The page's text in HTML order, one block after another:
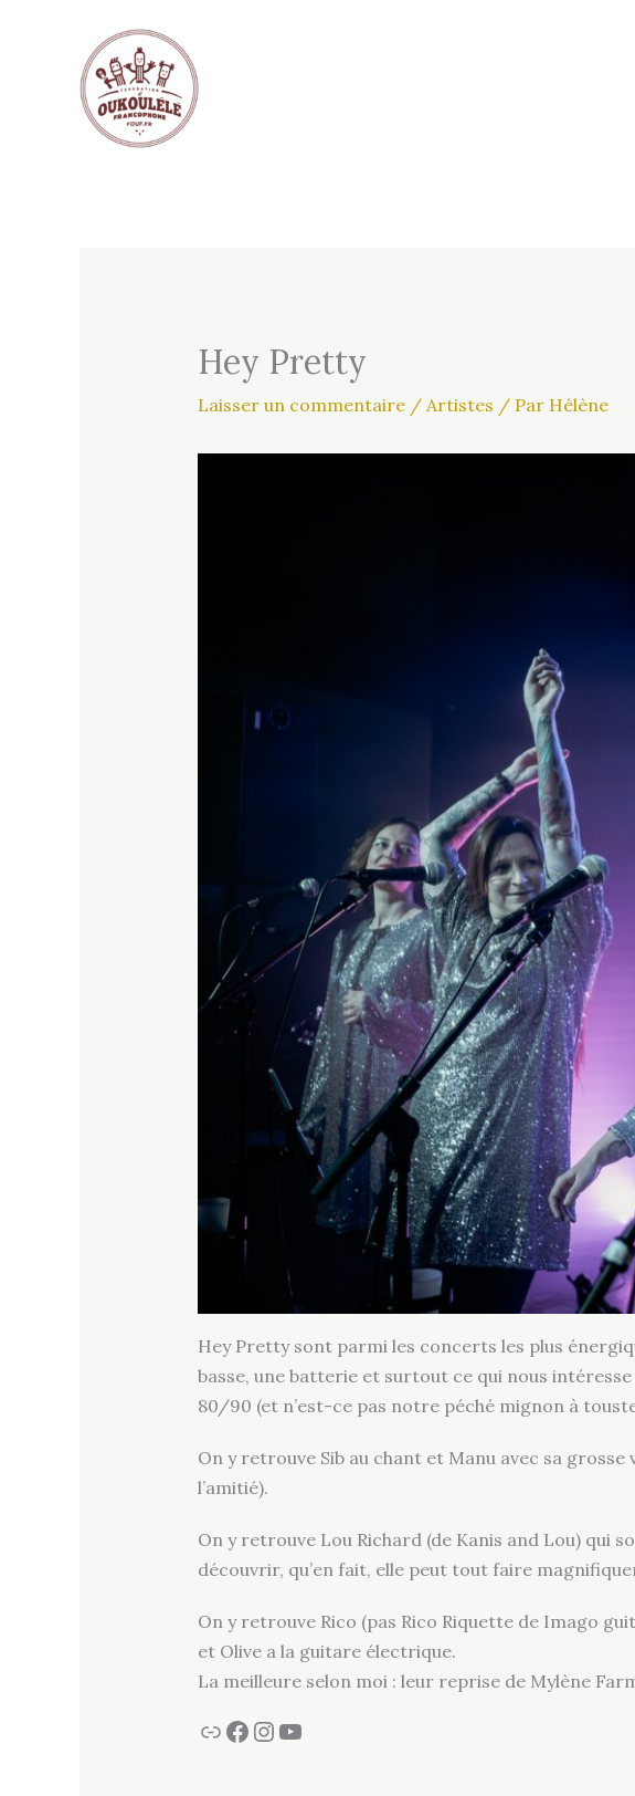
Hey Pretty
Laisser un commentaire / Artistes / Par Hélène
Hey Pretty sont parmi les concerts les plus
basse, une batterie et surtout ce qui nous
80/90 (et n’est-ce pas notre péché mignon à
On y retrouve Sib au chant et Manu avec sa grosse
l’amitié).
On y retrouve Lou Richard (de Kanis and Lou) qui
découvrir, qu’en fait, elle peut tout faire
On y retrouve Rico (pas Rico Riquette de Imago
et Olive a la guitare électrique.
La meilleure selon moi : leur reprise de Mylène
LienFacebook
Instagram
YouTube